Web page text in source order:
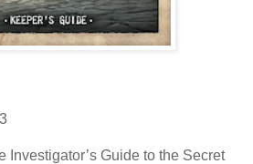
Investigator’s Guide to the Secret